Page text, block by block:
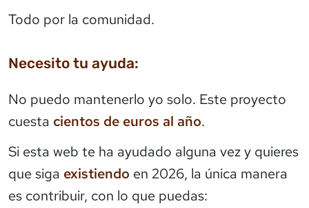
Todo por la comunidad.
Necesito tu ayuda:
No puedo mantenerlo yo solo. Este proyecto
cuesta cientos de euros al año.
Si esta web te ha ayudado alguna vez y quieres
que siga existiendo en 2026, la única manera
es contribuir, con lo que puedas: